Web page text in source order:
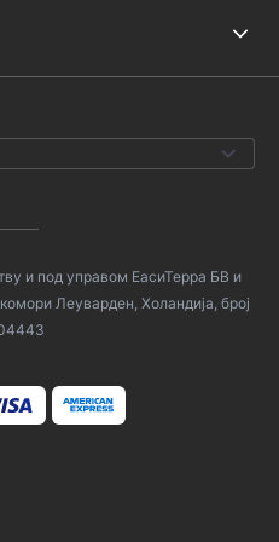
и под управом ЕасиТерра БВ и
Леуварден, Холандија, број